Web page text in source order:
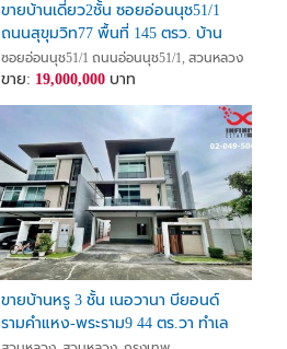
ขายบ้านเดี่ยว2ชั้น ซอยอ่อนนุช51/1
ถนนสุขุมวิท77 พื้นที่ 145 ตรว. บ้าน
ใหม่ ใช้วัสดุเกรดA ปรับราคาขายใหม่
ลงมาเหลือเพียงแค่19ล้านเท่านั้น
ซอยอ่อนนุช51/1 ถนนอ่อนนุช51/1, สวนหลวง, สวนหล
ขาย: 19,000,000 บาท
ขายบ้านหรู 3 ชั้น เนอวานา บียอนด์
รามคำแหง-พระราม9 44 ตร.วา ทำเล